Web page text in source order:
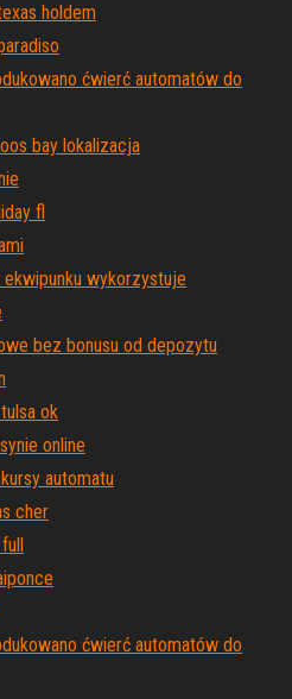
holdem
ćwierć automatów do
bay lokalizacja
fl
wykorzystuje
bez bonusu od depozytu
ok
online
automatu
cher
ćwierć automatów do